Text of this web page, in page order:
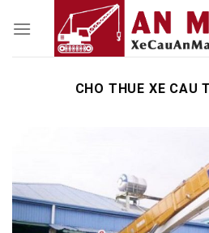
CHO THUE XE CAU